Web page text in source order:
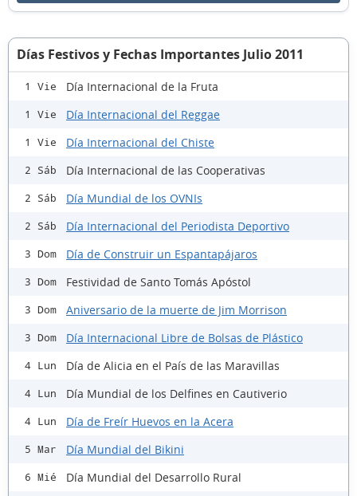
Días Festivos y Fechas Importantes Julio 2011
1 Vie Día Internacional de la Fruta
1 Vie Día Internacional del Reggae
1 Vie Día Internacional del Chiste
2 Sáb Día Internacional de las Cooperativas
2 Sáb Día Mundial de los OVNIs
2 Sáb Día Internacional del Periodista Deportivo
3 Dom Día de Construir un Espantapájaros
3 Dom Festividad de Santo Tomás Apóstol
3 Dom Aniversario de la muerte de Jim Morrison
3 Dom Día Internacional Libre de Bolsas de Plástico
4 Lun Día de Alicia en el País de las Maravillas
4 Lun Día Mundial de los Delfines en Cautiverio
4 Lun Día de Freír Huevos en la Acera
5 Mar Día Mundial del Bikini
6 Mié Día Mundial del Desarrollo Rural